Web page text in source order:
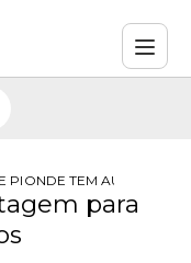
EMPRESAS
PILOTAGEM PARA
ONDE TEM AULA DE
para